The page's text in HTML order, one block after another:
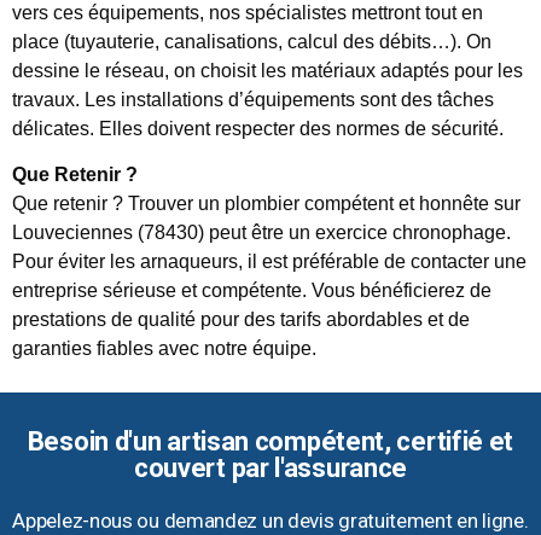
vers ces équipements, nos spécialistes mettront tout en
place (tuyauterie, canalisations, calcul des débits…). On
dessine le réseau, on choisit les matériaux adaptés pour les
travaux. Les installations d’équipements sont des tâches
délicates. Elles doivent respecter des normes de sécurité.
Que Retenir ?
Que retenir ? Trouver un plombier compétent et honnête sur
Louveciennes (78430) peut être un exercice chronophage.
Pour éviter les arnaqueurs, il est préférable de contacter une
entreprise sérieuse et compétente. Vous bénéficierez de
prestations de qualité pour des tarifs abordables et de
garanties fiables avec notre équipe.
Besoin d'un artisan compétent, certifié et
couvert par l'assurance
Appelez-nous ou demandez un devis gratuitement en ligne.